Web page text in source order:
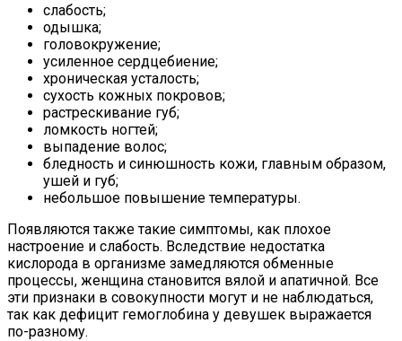
слабость;
одышка;
головокружение;
усиленное сердцебиение;
хроническая усталость;
сухость кожных покровов;
растрескивание губ;
ломкость ногтей;
выпадение волос;
бледность и синюшность кожи, главным образом,
ушей и губ;
небольшое повышение температуры.
Появляются также такие симптомы, как плохое
настроение и слабость. Вследствие недостатка
кислорода в организме замедляются обменные
процессы, женщина становится вялой и апатичной. Все
эти признаки в совокупности могут и не наблюдаться,
так как дефицит гемоглобина у девушек выражается
по-разному.